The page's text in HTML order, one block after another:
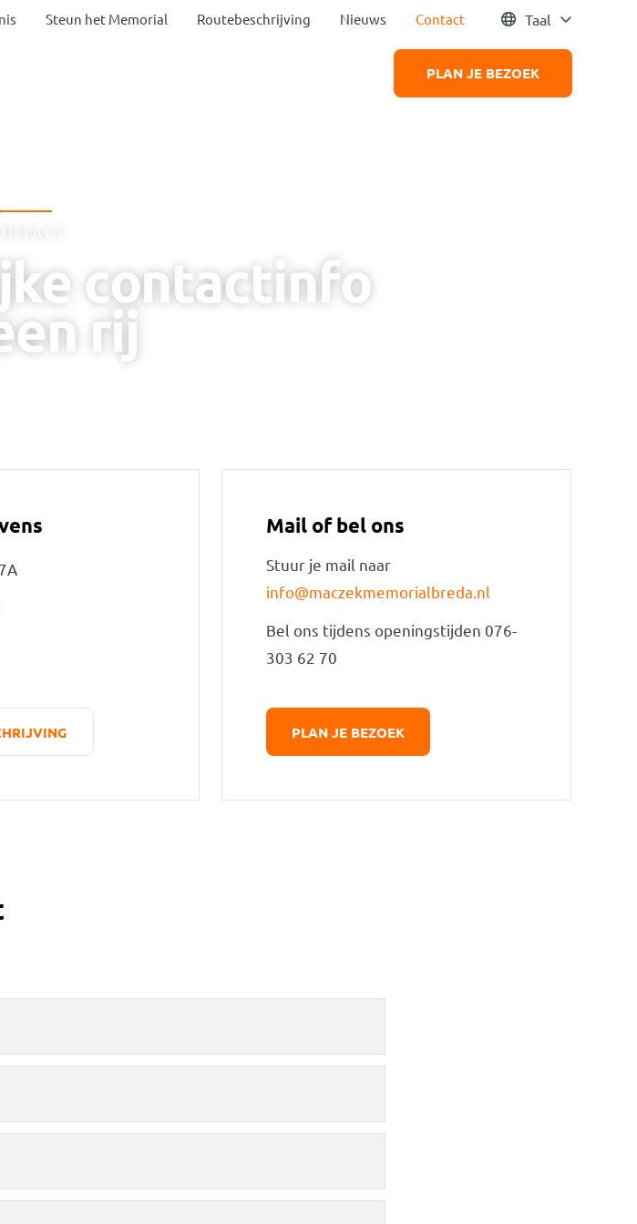
Steun het Memorial Routebeschrijving Nieuws Contact Taal
Translate
PLAN JE BEZOEK
contactinfo
rij
Mail of bel ons
Stuur je mail naar
info@maczekmemorialbreda.nl
Bel ons tijdens openingstijden 076-
303 62 70
PLAN JE BEZOEK